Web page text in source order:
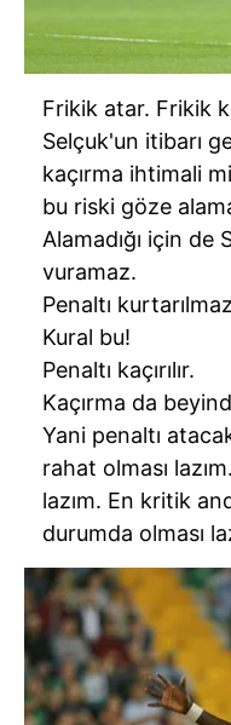
Frikik atar. Frikik
Selçuk'un itibarı
kaçırma ihtimali
bu riski göze
Alamadığı için
vuramaz.
Penaltı
Kural bu!
Penaltı kaçırılır.
Kaçırma da
Yani penaltı
rahat olması
lazım. En kritik
durumda olması